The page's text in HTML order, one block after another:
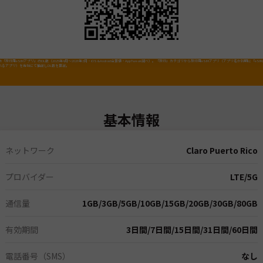
旅行用eSIMアプリ」のDL数（2025年4月～2026年3月・iOS&Android合算値・AppTweak調べ）。「旅行」カテゴリから旅行用eSIMアプリ（アプリ名か説明に「
るアプリ）を当社にて抽出しDL数を算出。
基本情報
ネットワーク Claro Puerto Rico
プロバイダー LTE/5G
通信量 1GB/3GB/5GB/10GB/15GB/20GB/30GB/80GB
有効期間 3日間/7日間/15日間/31日間/60日間
電話番号（SMS） なし